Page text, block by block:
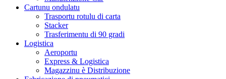
Cartunu ondulatu
Trasportu rotulu di carta
Stacker
Trasferimentu di 90 gradi
Logistica
Aeroportu
Express & Logistica
Magazzinu è Distribuzione